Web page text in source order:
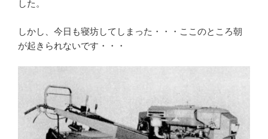
した。
しかし、今日も寝坊してしまった・・・ここのところ朝
が起きられないです・・・